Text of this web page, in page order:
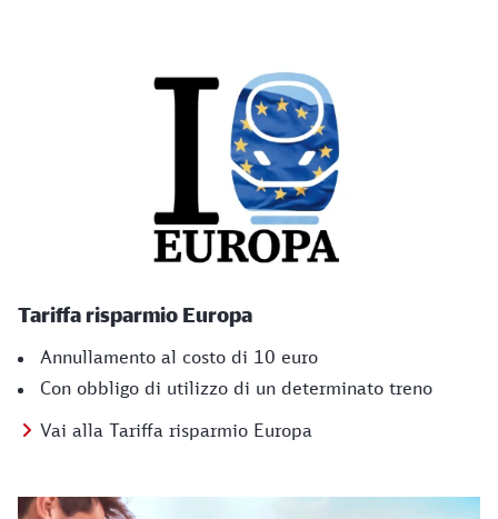
Tariffa risparmio Europa
Annullamento al costo di 10 euro
Con obbligo di utilizzo di un determinato treno
Vai alla Tariffa risparmio Europa